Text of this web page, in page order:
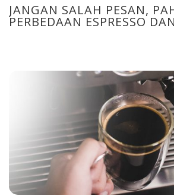
JANGAN SALAH PESAN,
PERBEDAAN ESPRESSO